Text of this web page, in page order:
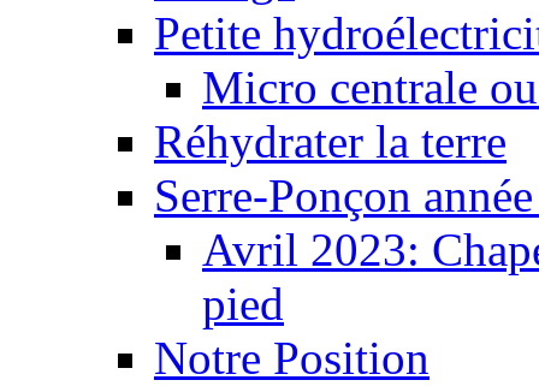
Petite
Micro centrale
Réhydrater la terre
Serre-Ponçon
Avril 2023:
pied
Notre Position